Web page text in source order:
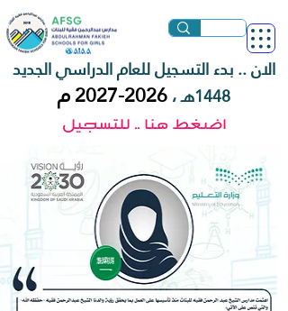
الان .. بدء التسجيل للعام الدراسي الجديد
1448هـ ،
2026-2027 م
اضغط هنا .. للتسجيل